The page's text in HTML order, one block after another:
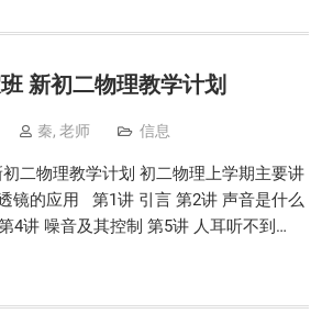
新初二物理教学计划
秦, 老师 信息
二物理教学计划 初二物理上学期主要讲
镜的应用 第1讲 引言 第2讲 声音是什么
4讲 噪音及其控制 第5讲 人耳听不到…